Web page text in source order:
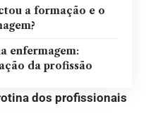
a formação e o
enfermagem:
da profissão
dos profissionais